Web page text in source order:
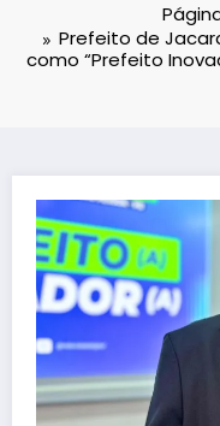
Prefeito de
como “Prefeito